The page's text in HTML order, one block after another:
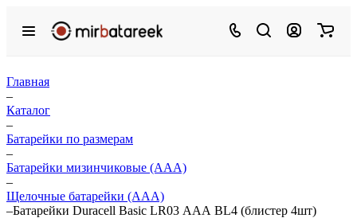
Главная
–
Каталог
–
Батарейки по размерам
–
Батарейки мизинчиковые (ААА)
–
Щелочные батарейки (ААА)
–Батарейки Duracell Basic LR03 ААА BL4 (блистер 4шт)